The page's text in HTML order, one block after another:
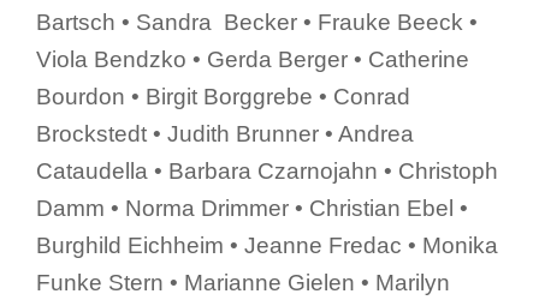
Bartsch • Sandra Becker • Frauke Beeck •
Viola Bendzko • Gerda Berger • Catherine
Bourdon • Birgit Borggrebe • Conrad
Brockstedt • Judith Brunner • Andrea
Cataudella • Barbara Czarnojahn • Christoph
Damm • Norma Drimmer • Christian Ebel •
Burghild Eichheim • Jeanne Fredac • Monika
Funke Stern • Marianne Gielen • Marilyn